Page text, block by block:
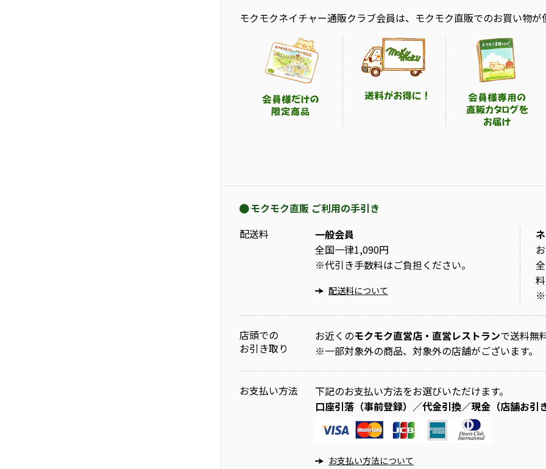
モクモクネイチャー通販クラブ会員は、モクモク直販でのお買い物が
モクモク直販 ご利用の手引き
配送料
一般会員
全国一律1,090円
※代引き手数料はご負担ください。
配送料について
※
店頭での
お引き取り
お近くのモクモク直営店・直営レストランで送料無
※一部対象外の商品、対象外の店舗がございます。
お支払い方法
下記のお支払い方法をお選びいただけます。
口座引落（事前登録）／代金引換／現金（店舗お引
お支払い方法について